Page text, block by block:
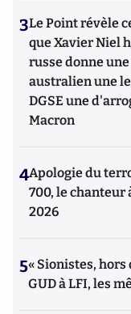
3Le Point révèle
que Xavier Niel
russe donne
australien une
DGSE une
Macron
4Apologie du
700, le chanteur
2026
5« Sionistes, hors
GUD à LFI, les